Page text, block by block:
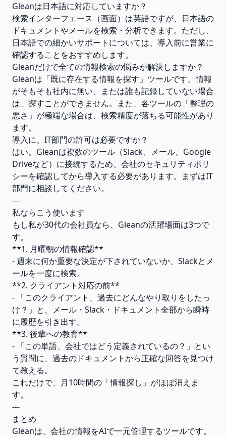
Gleanは日本語に対応していますか？
検索インターフェース（画面）は英語ですが、日本語の
ドキュメントやメールを検索・分析できます。ただし、
日本語での細かいサポートについては、導入前に営業に
確認することをおすすめします。
Gleanだけで全ての情報検索の悩みが解決しますか？
Gleanは「既に存在する情報を探す」ツールです。情報
がそもそも社内に無い、または誰も記録していない場合
は、探すことができません。また、各ツールの「整理の
悪さ」が極端な場合は、検索精度が落ちる可能性があり
ます。
導入に、IT部門の許可は必要ですか？
はい。Gleanは複数のツール（Slack、メール、Google
Driveなど）に接続するため、会社のセキュリティポリ
シーを確認してから導入する必要があります。まずはIT
部門に相談してください。
---
私ならこう使います
もし私が30代の会社員なら、Gleanの活躍場面は3つで
す。
**1. 月曜朝の情報確認**
- 週末に何か重要な決定が下されていないか、Slackとメ
ールを一度に検索。
**2. クライアント対応の前**
- 「このクライアント、過去にどんなやり取りをしたっ
け？」と、メール・Slack・ドキュメント全部から瞬時
に履歴を引き出す。
**3. 後輩への教育**
- 「この単語、会社ではどう定義されているの？」とい
う質問に、過去のドキュメントから正確な回答を見つけ
て教える。
これだけで、月10時間の「情報探し」がほぼ消えま
す。
---
まとめ
Gleanは、会社の情報をAIで一元管理するツールです。